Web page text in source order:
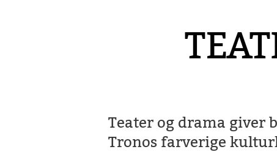
Teater og drama giver
Tronos farverige